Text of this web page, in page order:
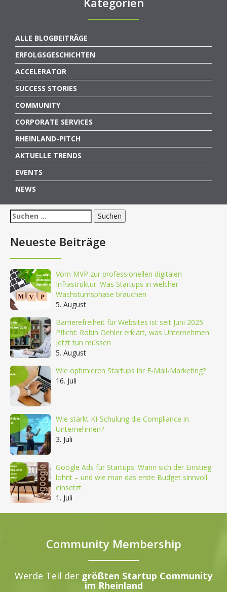
ALLE BLOGBEITRÄGE
ERFOLGSGESCHICHTEN
ACCELERATOR
SUCCESS STORIES
COMMUNITY
CORPORATE SERVICES
RHEINLAND-PITCH
AKTUELLE TRENDS
EVENTS
NEWS
Suchen
nach:
Neueste Beiträge
Vom MVP zur professionellen digitalen
Infrastruktur: Was Startups in welcher
Wachstumsphase brauchen
5. August
Barrierefreiheit für Websites ist seit Juni 2025
Pflicht: Robin Oehler erklärt, was Unternehmen
jetzt tun müssen
5. August
Wie optimieren Startups ihr E-Mail-Marketing?
16. Juli
Wie stärkt KI-Schulung die Compliance in
Unternehmen?
3. Juli
Google Ads für Startups: Wann sich der Einstieg
lohnt – und wie man das erste Budget sinnvoll
einsetzt
1. Juli
Community Membership
Werde Teil der größten Startup Community
im Rheinland